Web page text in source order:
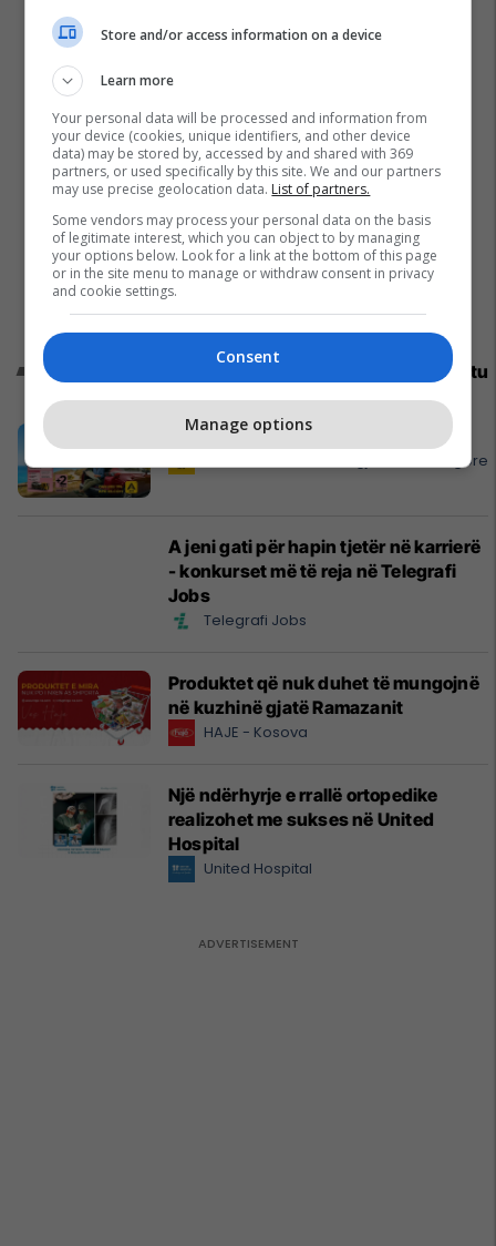
Promo Reklamo këtu
Dhuratë për ty - APR LADY
APR - Asistencë E Përgjithshme Rrugore
A jeni gati për hapin tjetër në karrierë
- konkurset më të reja në Telegrafi
Jobs
Telegrafi Jobs
Produktet që nuk duhet të mungojnë
në kuzhinë gjatë Ramazanit
HAJE - Kosova
Një ndërhyrje e rrallë ortopedike
realizohet me sukses në United
Hospital
United Hospital
Store and/or access information on a device
Learn more
Your personal data will be processed and information from
your device (cookies, unique identifiers, and other device
data) may be stored by, accessed by and shared with 369
partners, or used specifically by this site. We and our partners
may use precise geolocation data. List of partners.
Some vendors may process your personal data on the basis
of legitimate interest, which you can object to by managing
your options below. Look for a link at the bottom of this page
or in the site menu to manage or withdraw consent in privacy
and cookie settings.
Consent
Manage options